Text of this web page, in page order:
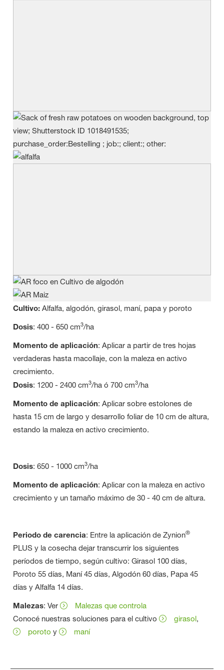
Cultivo: Alfalfa, algodón, girasol, maní, papa y poroto
Dosis: 400 - 650 cm3/ha
Momento de aplicación: Aplicar a partir de tres hojas
verdaderas hasta macollaje, con la maleza en activo
crecimiento.
Dosis: 1200 - 2400 cm3/ha ó 700 cm3/ha
Momento de aplicación: Aplicar sobre estolones de
hasta 15 cm de largo y desarrollo foliar de 10 cm de altura,
estando la maleza en activo crecimiento.
Dosis: 650 - 1000 cm3/ha
Momento de aplicación: Aplicar con la maleza en activo
crecimiento y un tamaño máximo de 30 - 40 cm de altura.
Periodo de carencia: Entre la aplicación de Zynion®
PLUS y la cosecha dejar transcurrir los siguientes
períodos de tiempo, según cultivo: Girasol 100 días,
Poroto 55 días, Maní 45 días, Algodón 60 días, Papa 45
días y Alfalfa 14 días.
Malezas: Ver
Malezas que controla
Conocé nuestras soluciones para el cultivo
girasol,
poroto y maní